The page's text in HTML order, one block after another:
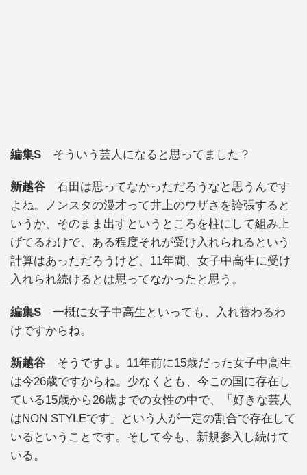
編集S そういう芸人になると思ってました？
新越谷 石田は思ってなかっただろうなと思うんです
よね。ノンスタの漫才って井上のウザさを誇張すると
いうか、そのまま出すというところを柱にして組み上
げてるわけで、ある程度それが受け入れられるという
計算はあっただろうけど、11年間、女子中高生に受け
入れられ続けるとは思ってなかったと思う。
編集S 一概に女子中高生といっても、入れ替わるわ
けですからね。
新越谷 そうですよ。11年前に15歳だった女子中高生
は今26歳ですからね。少なくとも、今この国に存在し
ている15歳から26歳までの女性の中で、「好きな芸人
はNON STYLEです」という人が一定の割合で存在して
いるということです。そして今も、新規参入し続けて
いる。